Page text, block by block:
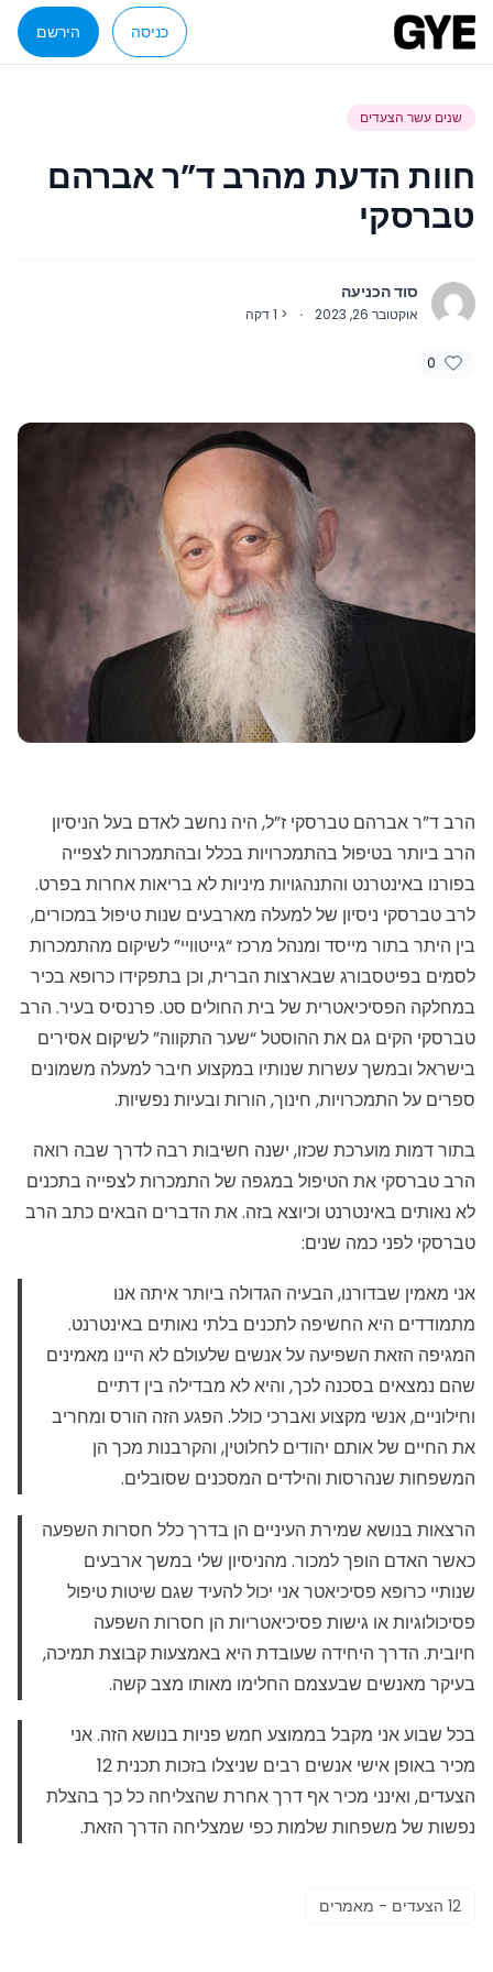
כניסה הירשם
שנים עשר הצעדים
חוות הדעת מהרב ד”ר אברהם
טברסקי
סוד הכניעה
אוקטובר 26, 2023 ·
< 1 דקה
0
הרב ד”ר אברהם טברסקי ז”ל, היה נחשב לאדם בעל הניסיון
הרב ביותר בטיפול בהתמכרויות בכלל ובהתמכרות לצפייה
בפורנו באינטרנט והתנהגויות מיניות לא בריאות אחרות בפרט.
לרב טברסקי ניסיון של למעלה מארבעים שנות טיפול במכורים,
בין היתר בתור מייסד ומנהל מרכז “גייטוויי” לשיקום מהתמכרות
לסמים בפיטסבורג שבארצות הברית, וכן בתפקידו כרופא בכיר
במחלקה הפסיכיאטרית של בית החולים סט. פרנסיס בעיר. הרב
טברסקי הקים גם את ההוסטל “שער התקווה” לשיקום אסירים
בישראל ובמשך עשרות שנותיו במקצוע חיבר למעלה משמונים
ספרים על התמכרויות, חינוך, הורות ובעיות נפשיות.
בתור דמות מוערכת שכזו, ישנה חשיבות רבה לדרך שבה רואה
הרב טברסקי את הטיפול במגפה של התמכרות לצפייה בתכנים
לא נאותים באינטרנט וכיוצא בזה. את הדברים הבאים כתב הרב
טברסקי לפני כמה שנים:
אני מאמין שבדורנו, הבעיה הגדולה ביותר איתה אנו
מתמודדים היא החשיפה לתכנים בלתי נאותים באינטרנט.
המגיפה הזאת השפיעה על אנשים שלעולם לא היינו מאמינים
שהם נמצאים בסכנה לכך, והיא לא מבדילה בין דתיים
וחילוניים, אנשי מקצוע ואברכי כולל. הפגע הזה הורס ומחריב
את החיים של אותם יהודים לחלוטין, והקרבנות מכך הן
המשפחות שנהרסות והילדים המסכנים שסובלים.
הרצאות בנושא שמירת העיניים הן בדרך כלל חסרות השפעה
כאשר האדם הופך למכור. מהניסיון שלי במשך ארבעים
שנותיי כרופא פסיכיאטר אני יכול להעיד שגם שיטות טיפול
פסיכולוגיות או גישות פסיכיאטריות הן חסרות השפעה
חיובית. הדרך היחידה שעובדת היא באמצעות קבוצת תמיכה,
בעיקר מאנשים שבעצמם החלימו מאותו מצב קשה.
בכל שבוע אני מקבל בממוצע חמש פניות בנושא הזה. אני
מכיר באופן אישי אנשים רבים שניצלו בזכות תכנית 12
הצעדים, ואינני מכיר אף דרך אחרת שהצליחה כל כך בהצלת
נפשות של משפחות שלמות כפי שמצליחה הדרך הזאת.
12 הצעדים - מאמרים